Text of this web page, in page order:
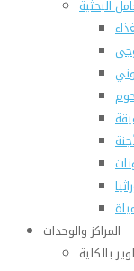
البحثية
المراكز والوحدات
بالكلية